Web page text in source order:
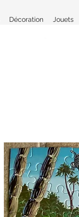
Décoration Jouets